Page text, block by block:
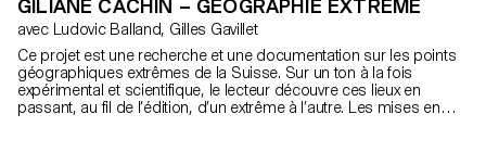
GILIANE CACHIN – GÉOGRAPHIE EXTRÊME
avec Ludovic Balland, Gilles Gavillet
Ce projet est une recherche et une documentation sur les points
géographiques extrêmes de la Suisse. Sur un ton à la fois
expérimental et scientifique, le lecteur découvre ces lieux en
passant, au fil de l’édition, d’un extrême à l’autre. Les mises en